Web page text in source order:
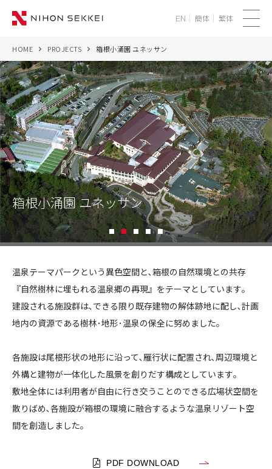
ュ
ー
SERVICES
PROJECTS
THINK
NEWS
CORPORATE
RECRUIT
CONTACT
コンプライアンスポリシー プライバシーポリシー
EN 簡体 繁体
HOME PROJECTS 箱根小涌園 ユネッサン
箱根小涌園 ユネッサン
1 3 4 5
温泉テーマパークという異色空間と､箱根の自然環境との共存
『自然樹林に埋もれる温泉郷の再現』をテーマとしています｡
建設される施設群は､できる限り既存建物の解体跡地に配し､計画
地内の資源である樹林･地形･温泉の保全に努めました｡
各施設は尾根形状の地形に沿って､雁行状に配置され､周辺環境と
外構と建物が一体化した風景を創りだす構成としています｡
敷地全体には利用者が自由に行き交うことのできる広場状空間を
散りばめ､各施設が箱根の環境に融合するような温泉リゾート空
間を創造しました｡
PDF DOWNLOAD